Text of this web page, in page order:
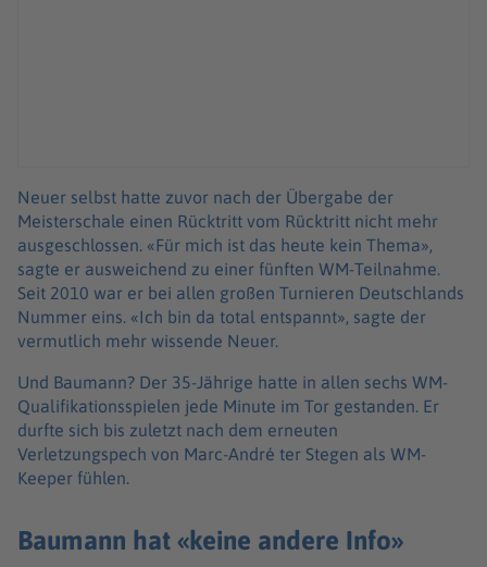
Neuer selbst hatte zuvor nach der Übergabe der
Meisterschale einen Rücktritt vom Rücktritt nicht mehr
ausgeschlossen. «Für mich ist das heute kein Thema»,
sagte er ausweichend zu einer fünften WM-Teilnahme.
Seit 2010 war er bei allen großen Turnieren Deutschlands
Nummer eins. «Ich bin da total entspannt», sagte der
vermutlich mehr wissende Neuer.
Und Baumann? Der 35-Jährige hatte in allen sechs WM-
Qualifikationsspielen jede Minute im Tor gestanden. Er
durfte sich bis zuletzt nach dem erneuten
Verletzungspech von Marc-André ter Stegen als WM-
Keeper fühlen.
Baumann hat «keine andere Info»